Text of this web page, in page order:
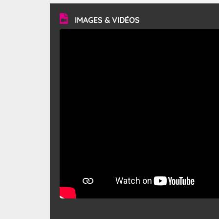
vitesse moyenne de 50 km/h et atteindre 80 à 100 km/h
en rafales, parfois davantage. Il parcourt la basse vallée
du Rhône et la Provence et envahit le littoral
méditerranéen à partir de la Camargue.
IMAGES & VIDÉOS